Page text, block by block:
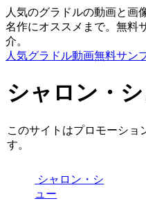
人気のグラドルの動画と画
名作にオススメまで。無料
介。
人気グラドル動画無料サン
シャロン・
このサイトはプロモーショ
す。
シャロン・シ
ュー